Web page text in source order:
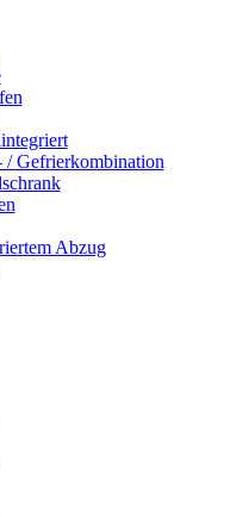
/ Gefrierkombination
Abzug